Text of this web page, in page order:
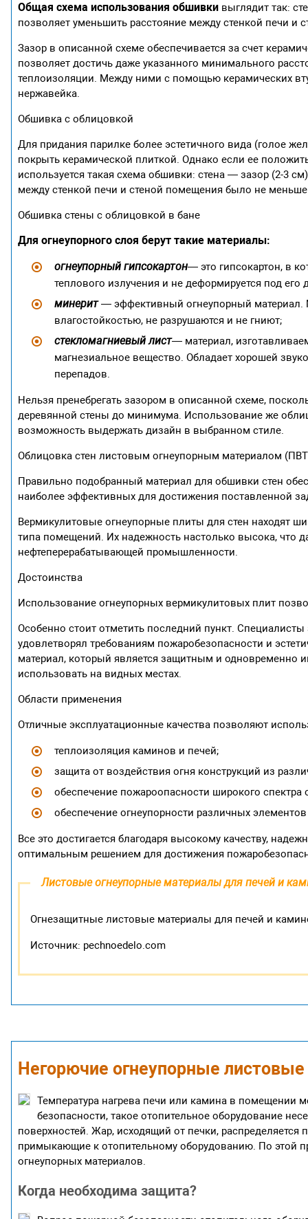
Общая схема использования обшивки выглядит так:
позволяет уменьшить расстояние между стенкой печи и
Зазор в описанной схеме обеспечивается за счет
позволяет достичь даже указанного минимального
теплоизоляции. Между ними с помощью керамических
нержавейка.
Обшивка с облицовкой
Для придания парилке более эстетичного вида (голое
покрыть керамической плиткой. Однако если ее
используется такая схема обшивки: стена — зазор (2-3
между стенкой печи и стеной помещения было не
Обшивка стены с облицовкой в бане
Для огнеупорного слоя берут такие материалы:
огнеупорный гипсокартон— это гипсокартон, в
теплового излучения и не деформируется под его
минерит— эффективный огнеупорный материал.
влагостойкостью, не разрушаются и не гниют;
стекломагниевый лист— материал,
магнезиальное вещество. Обладает хорошей
перепадов.
Нельзя пренебрегать зазором в описанной схеме,
деревянной стены до минимума. Использование же
возможность выдержать дизайн в выбранном стиле.
Облицовка стен листовым огнеупорным материалом
Правильно подобранный материал для обшивки стен
наиболее эффективных для достижения поставленной
Вермикулитовые огнеупорные плиты для стен находят
типа помещений. Их надежность настолько высока, что
нефтеперерабатывающей промышленности.
Достоинства
Использование огнеупорных вермикулитовых плит
Особенно стоит отметить последний пункт.
удовлетворял требованиям пожаробезопасности и
материал, который является защитным и
использовать на видных местах.
Области применения
Отличные эксплуатационные качества позволяют
теплоизоляция каминов и печей;
защита от воздействия огня конструкций из
обеспечение пожароопасности широкого спектра
обеспечение огнеупорности различных
Все это достигается благодаря высокому качеству,
оптимальным решением для достижения
Листовые огнеупорные материалы для печей и
Огнезащитные листовые материалы для печей и
Источник: pechnoedelo.com
Негорючие огнеупорные
Температура нагрева печи или камина в помещении
безопасности, такое отопительное оборудование
поверхностей. Жар, исходящий от печки,
примыкающие к отопительному оборудованию. По этой
огнеупорных материалов.
Когда необходима защита?